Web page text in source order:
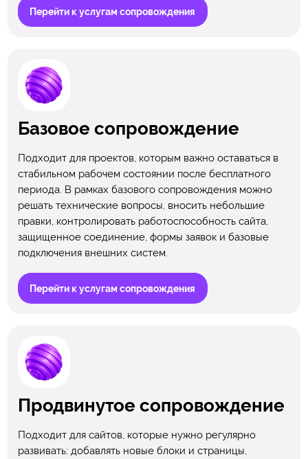
Перейти к услугам сопровождения
Базовое сопровождение
Подходит для проектов, которым важно оставаться в
стабильном рабочем состоянии после бесплатного
периода. В рамках базового сопровождения можно
решать технические вопросы, вносить небольшие
правки, контролировать работоспособность сайта,
защищенное соединение, формы заявок и базовые
подключения внешних систем.
Перейти к услугам сопровождения
Продвинутое сопровождение
Подходит для сайтов, которые нужно регулярно
развивать: добавлять новые блоки и страницы,